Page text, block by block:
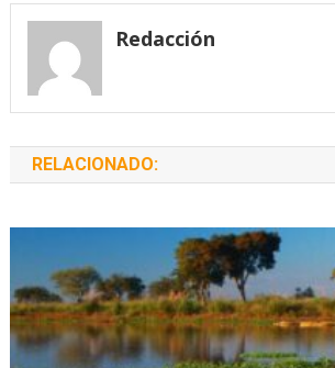
entradas
Redacción
RELACIONADO: